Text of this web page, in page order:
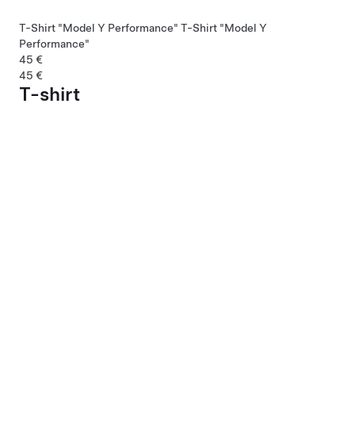
T-Shirt "Model Y Performance" T-Shirt "Model Y
Performance"
45 €
45 €
T-shirt